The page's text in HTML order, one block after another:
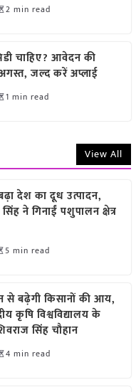
2 min read
चाहिए? आवेदन की
जल्द करें अप्लाई
1 min read
View All
देश का दूध उत्पादन,
ने गिनाईं पशुपालन क्षेत्र
5 min read
से बढ़ेगी किसानों की आय,
कृषि विश्वविद्यालय के
सिंह चौहान
4 min read